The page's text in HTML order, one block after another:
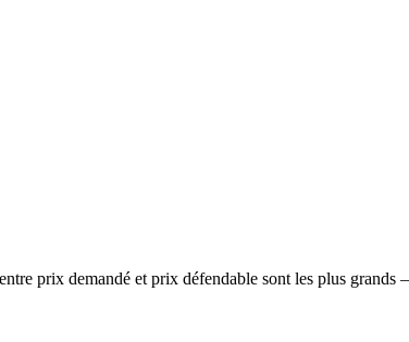
prix demandé et prix défendable sont les plus